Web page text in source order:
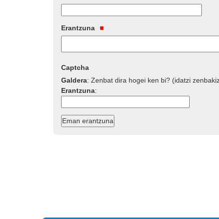
Erantzuna
Captcha
Galdera:Zenbat dira hogei ken bi? (idatzi
Erantzuna: